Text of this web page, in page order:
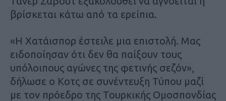
βρίσκεται κάτω από τα ερείπια.
«Η Χατάισπορ έστειλε μια επιστολή. Μας
ειδοποίησαν ότι δεν θα παίξουν τους
υπόλοιπους αγώνες της φετινής σεζόν»,
δήλωσε ο Κοτς σε συνέντευξη Τύπου μαζί
με τον πρόεδρο της Τουρκικής Ομοσπονδίας